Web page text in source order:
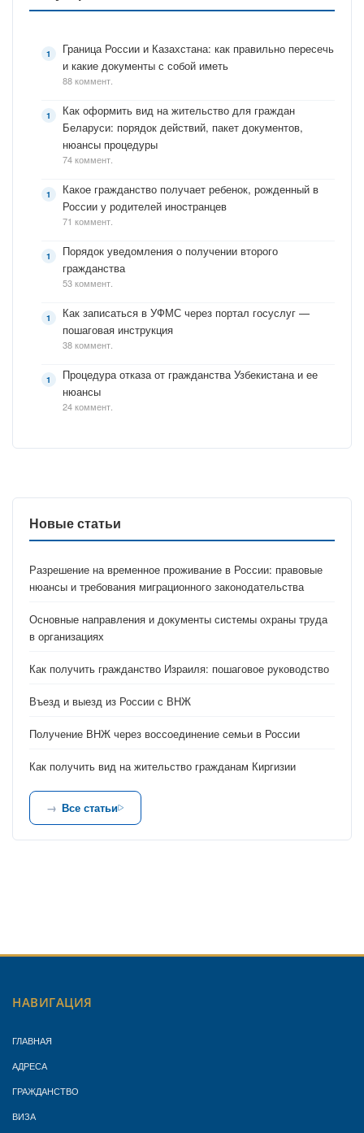
Граница России и Казахстана: как правильно пересечь
и какие документы с собой иметь
88 коммент.
Как оформить вид на жительство для граждан
Беларуси: порядок действий, пакет документов,
нюансы процедуры
74 коммент.
Какое гражданство получает ребенок, рожденный в
России у родителей иностранцев
71 коммент.
Порядок уведомления о получении второго
гражданства
53 коммент.
Как записаться в УФМС через портал госуслуг —
пошаговая инструкция
38 коммент.
Процедура отказа от гражданства Узбекистана и ее
нюансы
24 коммент.
Новые статьи
Разрешение на временное проживание в России: правовые
нюансы и требования миграционного законодательства
Основные направления и документы системы охраны труда
в организациях
Как получить гражданство Израиля: пошаговое руководство
Въезд и выезд из России с ВНЖ
Получение ВНЖ через воссоединение семьи в России
Как получить вид на жительство гражданам Киргизии
Все статьи
НАВИГАЦИЯ
ГЛАВНАЯ
АДРЕСА
ГРАЖДАНСТВО
ВИЗА